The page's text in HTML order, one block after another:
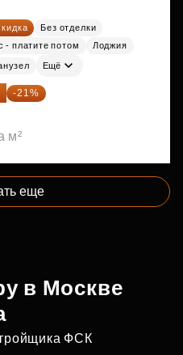
Без отделки
- платите потом
Лоджия
Ещё
-21%
м²
еще
в Москве
ФСК